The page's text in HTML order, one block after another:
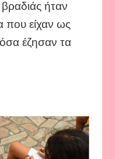
ήταν
που είχαν ως
έζησαν τα